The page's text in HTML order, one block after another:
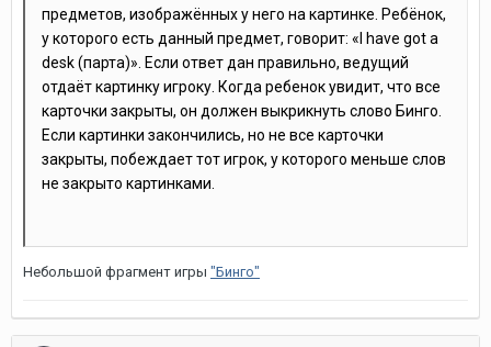
предметов, изображённых у него на картинке. Ребёнок,
у которого есть данный предмет, говорит: « have gota
desk (парта)». Если ответ дан правильно, ведущий
отдаёт картинку игроку. Когда ребенок увидит, что все
карточки закрыты, он должен выкрикнуть слово Бинго.
Если картинки закончились, но не все карточки
закрыты, побеждает тот игрок, у которого меньше слов
не закрыто картинками.
Небольшой фрагмент игры "Бинго"